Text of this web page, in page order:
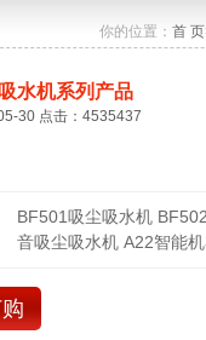
你的位置： 首 页
水机系列产品
30 点击：4535437
BF501吸尘吸水机
音吸尘吸水机 A22智能